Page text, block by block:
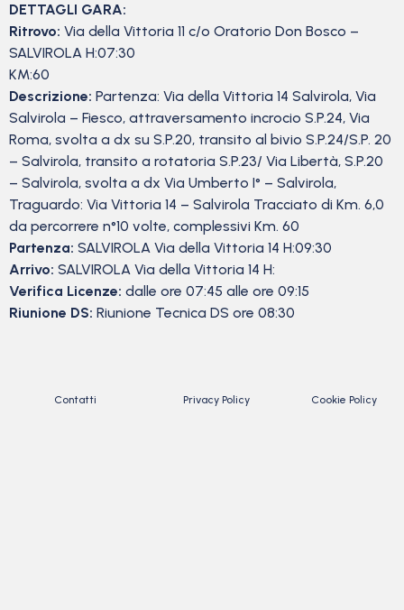
DETTAGLI GARA:
Ritrovo: Via della Vittoria 11 c/o Oratorio Don Bosco –
SALVIROLA H:07:30
KM:60
Descrizione: Partenza: Via della Vittoria 14 Salvirola, Via
Salvirola – Fiesco, attraversamento incrocio S.P.24, Via
Roma, svolta a dx su S.P.20, transito al bivio S.P.24/S.P. 20
– Salvirola, transito a rotatoria S.P.23/ Via Libertà, S.P.20
– Salvirola, svolta a dx Via Umberto I° – Salvirola,
Traguardo: Via Vittoria 14 – Salvirola Tracciato di Km. 6,0
da percorrere n°10 volte, complessivi Km. 60
Partenza: SALVIROLA Via della Vittoria 14 H:09:30
Arrivo: SALVIROLA Via della Vittoria 14 H:
Verifica Licenze: dalle ore 07:45 alle ore 09:15
Riunione DS: Riunione Tecnica DS ore 08:30
Contatti Privacy Policy Cookie Policy